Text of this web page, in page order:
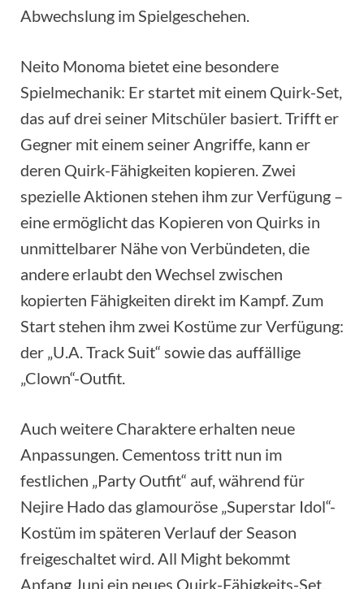
Abwechslung im Spielgeschehen.
Neito Monoma bietet eine besondere
Spielmechanik: Er startet mit einem Quirk-Set,
das auf drei seiner Mitschüler basiert. Trifft er
Gegner mit einem seiner Angriffe, kann er
deren Quirk-Fähigkeiten kopieren. Zwei
spezielle Aktionen stehen ihm zur Verfügung –
eine ermöglicht das Kopieren von Quirks in
unmittelbarer Nähe von Verbündeten, die
andere erlaubt den Wechsel zwischen
kopierten Fähigkeiten direkt im Kampf. Zum
Start stehen ihm zwei Kostüme zur Verfügung:
der „U.A. Track Suit“ sowie das auffällige
„Clown“-Outfit.
Auch weitere Charaktere erhalten neue
Anpassungen. Cementoss tritt nun im
festlichen „Party Outfit“ auf, während für
Nejire Hado das glamouröse „Superstar Idol“-
Kostüm im späteren Verlauf der Season
freigeschaltet wird. All Might bekommt
Anfang Juni ein neues Quirk-Fähigkeits-Set.